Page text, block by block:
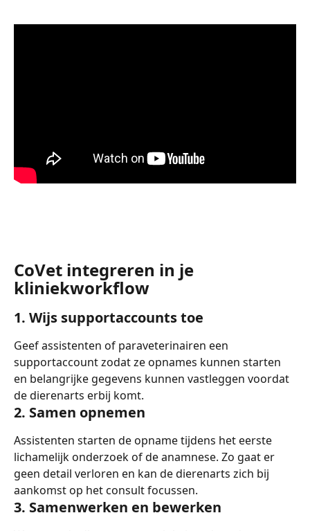
CoVet integreren in je
kliniekworkflow
1. Wijs supportaccounts toe
Geef assistenten of paraveterinairen een
supportaccount zodat ze opnames kunnen starten
en belangrijke gegevens kunnen vastleggen voordat
de dierenarts erbij komt.
2. Samen opnemen
Assistenten starten de opname tijdens het eerste
lichamelijk onderzoek of de anamnese. Zo gaat er
geen detail verloren en kan de dierenarts zich bij
aankomst op het consult focussen.
3. Samenwerken en bewerken